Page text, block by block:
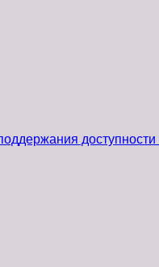
доступности